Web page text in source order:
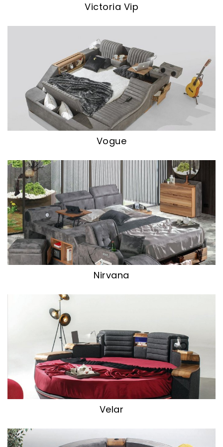
Victoria Vip
Vogue
Nirvana
Velar